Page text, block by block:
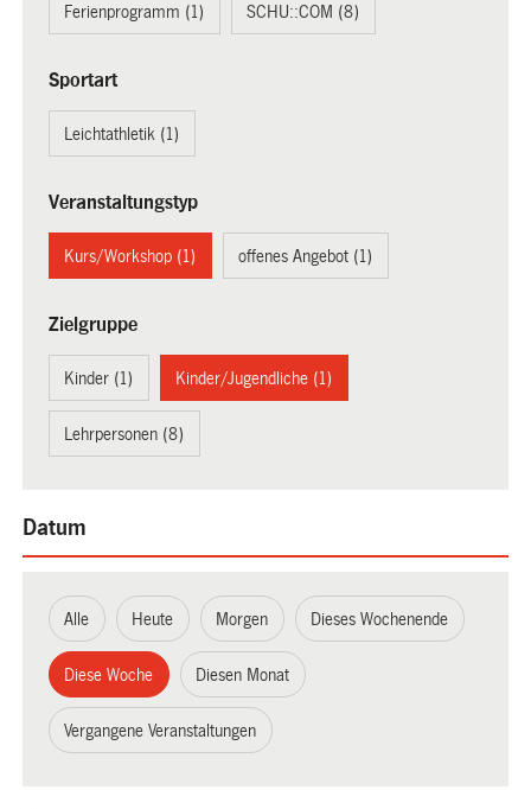
Ferienprogramm (1) SCHU::COM (8)
Sportart
Leichtathletik (1)
Veranstaltungstyp
Kurs/Workshop (1) offenes Angebot (1)
Zielgruppe
Kinder (1) Kinder/Jugendliche (1)
Lehrpersonen (8)
Datum
Alle Heute Morgen Dieses Wochenende
Diese Woche Diesen Monat
Vergangene Veranstaltungen